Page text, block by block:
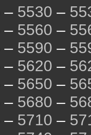
– 5530 –
– 5560 –
– 5590 –
– 5620 –
– 5650 –
– 5680 –
– 5710 –